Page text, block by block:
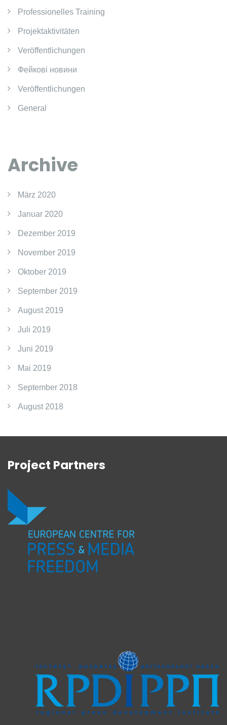
Professionelles Training
Projektaktivitäten
Veröffentlichungen
Фейкові новини
Veröffentlichungen
General
Archive
März 2020
Januar 2020
Dezember 2019
November 2019
Oktober 2019
September 2019
August 2019
Juli 2019
Juni 2019
Mai 2019
September 2018
August 2018
Project Partners